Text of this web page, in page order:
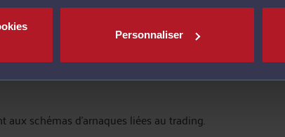
Personnaliser
schémas d’arnaques liées au trading.